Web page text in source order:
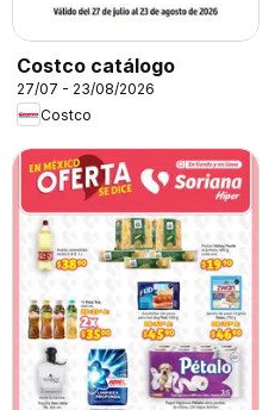
Costco catálogo
27/07 - 23/08/2026
Costco